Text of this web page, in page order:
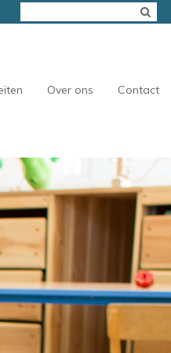
Over ons Contact